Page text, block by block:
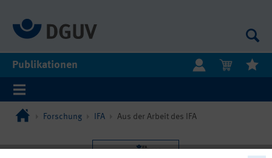
Publikationen
Forschung IFA Aus der Arbeit des IFA